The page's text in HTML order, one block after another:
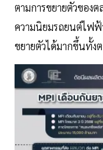
ตามการขยายตัวของ
ความนิยมรถยนต์ไฟ
ขยายตัวได้มากขึ้นทั้ง